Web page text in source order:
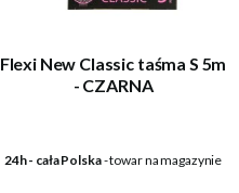
Flexi New Classic taśma S 5m
- CZARNA
24h - cała Polska- towar na magazynie